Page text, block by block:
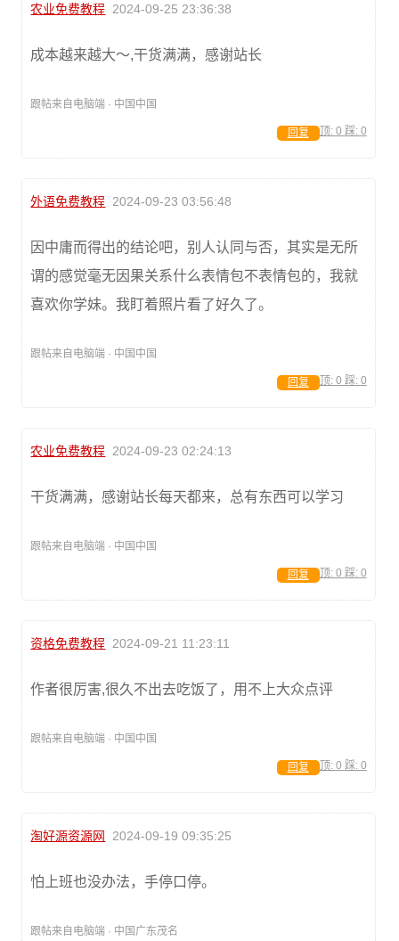
农业免费教程 2024-09-25 23:36:38
成本越来越大～,干货满满，感谢站长
跟帖来自电脑端 · 中国中国
顶: 0 踩: 0
回复
外语免费教程 2024-09-23 03:56:48
因中庸而得出的结论吧，别人认同与否，其实是无所
谓的感觉毫无因果关系什么表情包不表情包的，我就
喜欢你学妹。我盯着照片看了好久了。
跟帖来自电脑端 · 中国中国
顶: 0 踩: 0
回复
农业免费教程 2024-09-23 02:24:13
干货满满，感谢站长每天都来，总有东西可以学习
跟帖来自电脑端 · 中国中国
顶: 0 踩: 0
回复
资格免费教程 2024-09-21 11:23:11
作者很厉害,很久不出去吃饭了，用不上大众点评
跟帖来自电脑端 · 中国中国
顶: 0 踩: 0
回复
淘好源资源网 2024-09-19 09:35:25
怕上班也没办法，手停口停。
跟帖来自电脑端 · 中国广东茂名